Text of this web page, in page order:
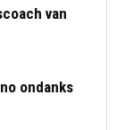
van
ondanks